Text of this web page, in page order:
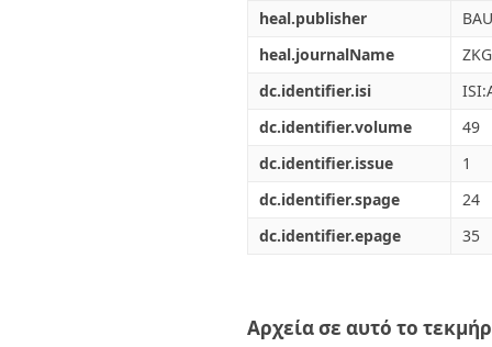
heal.publisher
heal.journalName
dc.identifier.isi
dc.identifier.volume
49
dc.identifier.issue
1
dc.identifier.spage
24
dc.identifier.epage
35
Αρχεία σε αυτό το